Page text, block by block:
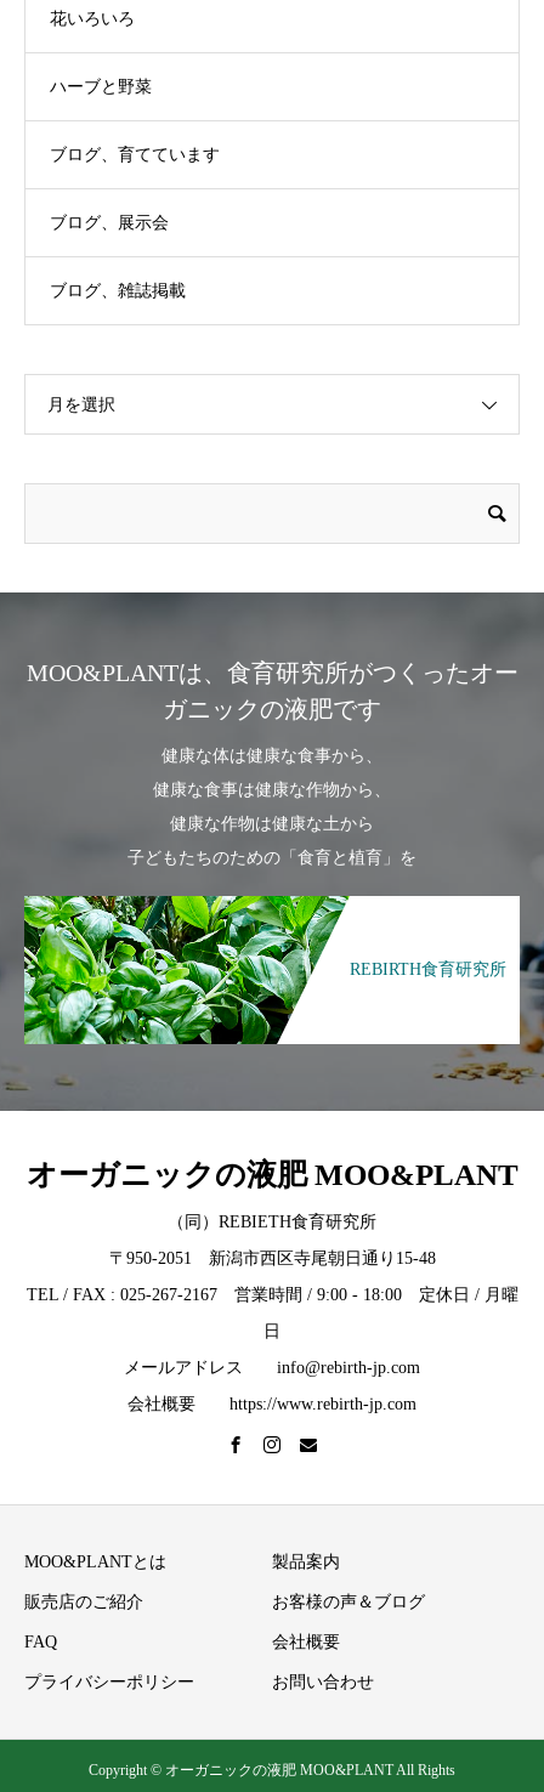
花いろいろ
ハーブと野菜
ブログ、育てています
ブログ、展示会
ブログ、雑誌掲載
月を選択
MOO&PLANTは、食育研究所がつくったオー
ガニックの液肥です
健康な体は健康な食事から、
健康な食事は健康な作物から、
健康な作物は健康な土から
子どもたちのための「食育と植育」を
REBIRTH食育研究所
オーガニックの液肥 MOO&PLANT
（同）REBIETH食育研究所
〒950-2051 新潟市西区寺尾朝日通り15-48
TEL / FAX : 025-267-2167 営業時間 / 9:00 - 18:00 定休日 / 月曜
日
メールアドレス info@rebirth-jp.com
会社概要 https://www.rebirth-jp.com
MOO&PLANTとは 製品案内
販売店のご紹介 お客様の声＆ブログ
FAQ 会社概要
プライバシーポリシー お問い合わせ
Copyright © オーガニックの液肥 MOO&PLANT All Rights